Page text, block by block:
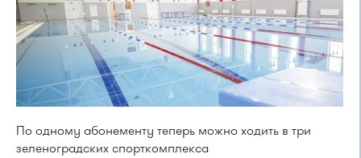
По одному абонементу теперь можно ходить в три
зеленоградских спорткомплекса